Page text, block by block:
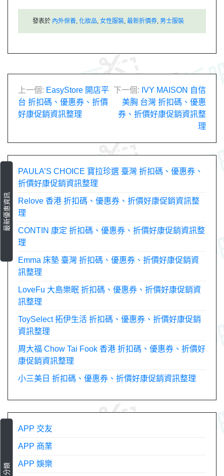
發表於 內外保養 化妝品 女性服裝 最新折價券 男士服裝
文
章
覽
上一個: EasyStore 開店平
台 折扣碼、優惠券、折價
好康促銷資訊整理
下一個: IVY MAISON 自信
美胸 台灣 折扣碼、優惠
券、折價好康促銷資訊整
理
最新優惠資訊
PAULA’S CHOICE 寶拉珍選 臺灣 折扣碼、優惠券、
折價好康促銷資訊整理
Relove 香港 折扣碼、優惠券、折價好康促銷資訊整
理
CONTIN 康定 折扣碼、優惠券、折價好康促銷資訊整
理
Emma 床墊 臺灣 折扣碼、優惠券、折價好康促銷資
訊整理
LoveFu 大島樂眠 折扣碼、優惠券、折價好康促銷資
訊整理
ToySelect 拓伊生活 折扣碼、優惠券、折價好康促銷
資訊整理
周大福 Chow Tai Fook 香港 折扣碼、優惠券、折價好
康促銷資訊整理
小三美日 折扣碼、優惠券、折價好康促銷資訊整理
分類
APP 交友
APP 商業
APP 娛樂